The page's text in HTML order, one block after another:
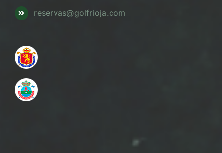
reservas@golfrioja.com